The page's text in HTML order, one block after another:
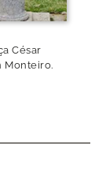
César
Monteiro.